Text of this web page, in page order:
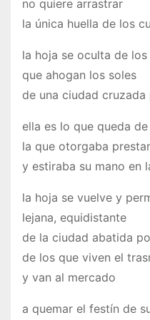
no quiere arrastrar
la única huella de los
la hoja se oculta de los
que ahogan los soles
de una ciudad
ella es lo que queda
la que otorgaba
y estiraba su mano en
la hoja se vuelve y
lejana, equidistante
de la ciudad abatida
de los que viven el
y van al mercado
a quemar el festín de